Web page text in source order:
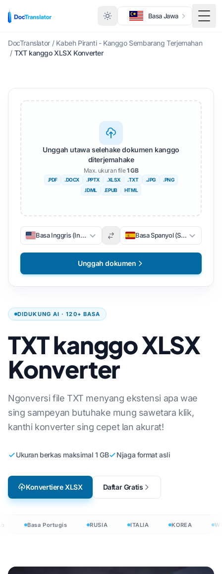
Basa Jawa
DocTranslator / Kabeh Piranti - Kanggo Sembarang Terjemahan
/ TXT kanggo XLSX Konverter
DIDUKUNG AI · 120+ BASA
TXT kanggo XLSX
Konverter
Ngonversi file TXT menyang ekstensi apa wae
sing sampeyan butuhake mung sawetara klik,
kanthi konverter sing cepet lan akurat!
Ukuran berkas maksimal 1 GB Njaga format asli
Konvertiere XLSX Daftar Gratis
Unggah utawa selehake dokumen kanggo
diterjemahake
Max. ukuran file1 GB
.PDF .DOCX .PPTX .XLSX .TXT .JPG
.PNG
.IDML
.EPUB HTML
Basa Inggris (Inggris) Basa Spanyol (Spanyol)
Unggah dokumen
Basa Portugis RUSIA ITALIA KOREA